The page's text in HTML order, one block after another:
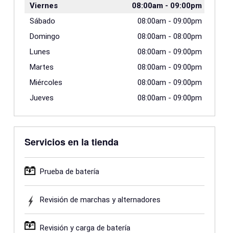
Viernes 08:00am- 09:00pm
Sábado
08:00am - 09:00pm
Domingo
08:00am - 08:00pm
Lunes
08:00am - 09:00pm
Martes
08:00am - 09:00pm
Miércoles
08:00am - 09:00pm
Jueves
08:00am - 09:00pm
Servicios en la tienda
Prueba de batería
Revisión de marchas y alternadores
Revisión y carga de batería